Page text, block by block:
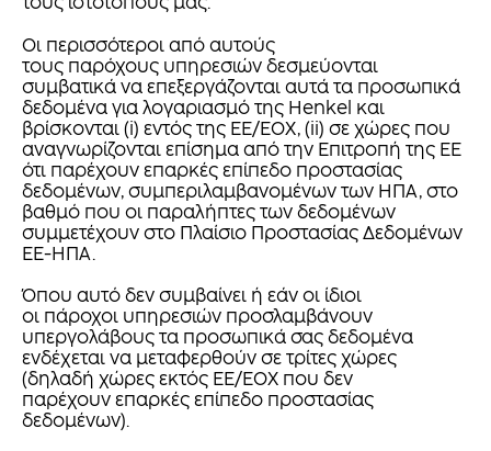
τους ιστότοπούς μας.
Οι περισσότεροι από αυτούς
τους παρόχους υπηρεσιών δεσμεύονται
συμβατικά να επεξεργάζονται αυτά τα προσωπικά
δεδομένα για λογαριασμό της Henkel και
βρίσκονται (i) εντός της ΕΕ/ΕΟΧ, (ii) σε χώρες που
αναγνωρίζονται επίσημα από την Επιτροπή της ΕΕ
ότι παρέχουν επαρκές επίπεδο προστασίας
δεδομένων, συμπεριλαμβανομένων των ΗΠΑ, στο
βαθμό που οι παραλήπτες των δεδομένων
συμμετέχουν στο Πλαίσιο Προστασίας Δεδομένων
ΕΕ-ΗΠΑ.
Όπου αυτό δεν συμβαίνει ή εάν οι ίδιοι
οι πάροχοι υπηρεσιών προσλαμβάνουν
υπεργολάβους τα προσωπικά σας δεδομένα
ενδέχεται να μεταφερθούν σε τρίτες χώρες
(δηλαδή χώρες εκτός ΕΕ/ΕΟΧ που δεν
παρέχουν επαρκές επίπεδο προστασίας
δεδομένων).